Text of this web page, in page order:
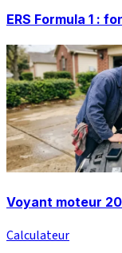
ERS Formula 1 :
Voyant moteur
Calculateur